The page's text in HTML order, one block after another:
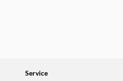
Service